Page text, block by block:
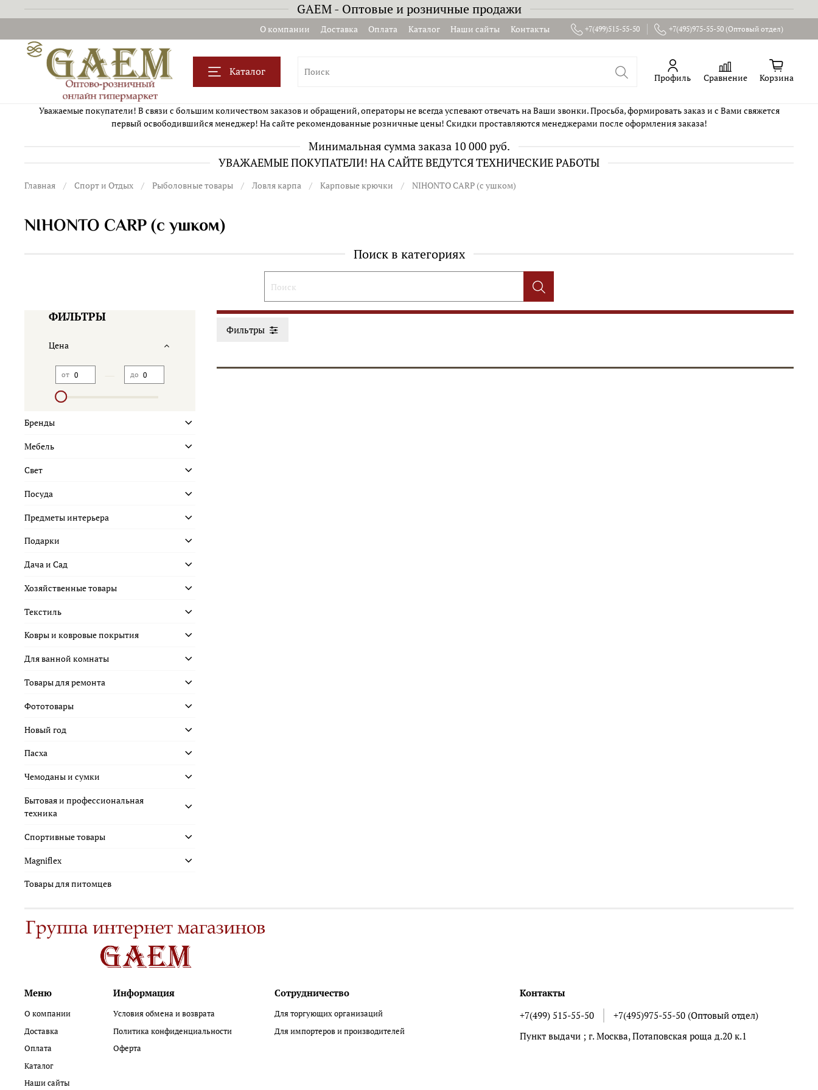
GAEM - Оптовые и розничные продажи
О компании Доставка Оплата Каталог Наши сайты Контакты +7(499)515-55-50 +7(495)975-55-50 (Оптовый отдел)
Каталог Профиль Сравнение Корзина
Уважаемые покупатели! В связи с большим количеством заказов и обращений, операторы не всегда успевают отвечать на Ваши звонки. Просьба, формировать заказ и с Вами свяжется
первый освободившийся менеджер! На сайте рекомендованные розничные цены! Скидки проставляются менеджерами после оформления заказа!
Минимальная сумма заказа 10 000 руб.
УВАЖАЕМЫЕ ПОКУПАТЕЛИ! НА САЙТЕ ВЕДУТСЯ ТЕХНИЧЕСКИЕ РАБОТЫ
Главная Спорт и Отдых Рыболовные товары Ловля карпа Карповые крючки NIHONTO CARP (с ушком)
NIHONTO CARP (с ушком)
Поиск в категориях
Фильтры
ФИЛЬТРЫ
Цена
от до
Бренды
Мебель
Свет
Посуда
Предметы интерьера
Подарки
Дача и Сад
Хозяйственные товары
Текстиль
Ковры и ковровые покрытия
Для ванной комнаты
Товары для ремонта
Фототовары
Новый год
Пасха
Чемоданы и сумки
Бытовая и профессиональная
техника
Спортивные товары
Magniflex
Товары для питомцев
Меню
О компании
Доставка
Оплата
Каталог
Наши сайты
Информация
Условия обмена и возврата
Политика конфиденциальности
Оферта
Сотрудничество
Для торгующих организаций
Для импортеров и производителей
Контакты
+7(499) 515-55-50
+7(495)975-55-50 (Оптовый отдел)
Пункт выдачи ; г. Москва, Потаповская роща д.20 к.1